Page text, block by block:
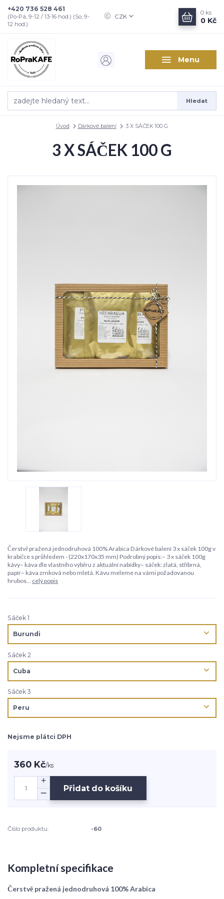
Menu
CZK
Hledat
+420 736 528 461
(Po-Pá, 9-12 / 13-16 hod.) (So, 9-
12 hod.)
0 ks
0 Kč
Úvod Dárkové balení 3 X SÁČEK 100 G
3 X SÁČEK 100 G
Čerstvě pražená jednodruhová 100% Arabica Dárkové balení 3 x sáček 100g v
krabičce s průhledem - (220x170x35 mm) Podrobný popis:– 3 x sáček 100g
kávy– káva dle vlastního výběru z aktuální nabídky– sáček: zlatá, stříbrná,
papír– káva zrnková nebo mletá. Kávu meleme na vámi požadovanou
hrubos... celý popis
Sáček 1
Sáček 2
Sáček 3
Nejsme plátci DPH
360 Kč/ks
Přidat do košíku
Číslo produktu: -60
Kompletní specifikace
Čerstvě pražená jednodruhová 100% Arabica